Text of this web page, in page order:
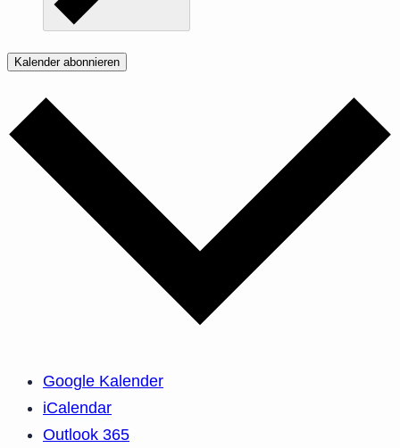
Kalender abonnieren
Google Kalender
iCalendar
Outlook 365